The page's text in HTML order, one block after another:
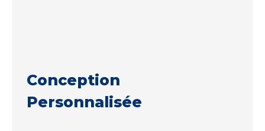
Conception
Personnalisée